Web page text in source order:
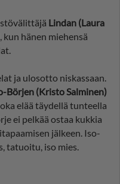
Lindan (Laura
kun hänen miehensä
ja ulosotto niskassaan.
Börjen (Kristo Salminen)
elää täydellä tunteella
ei pelkää ostaa kukkia
jälkeen. Iso-
tatuoitu, iso mies.